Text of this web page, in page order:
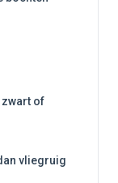
of
vliegruig